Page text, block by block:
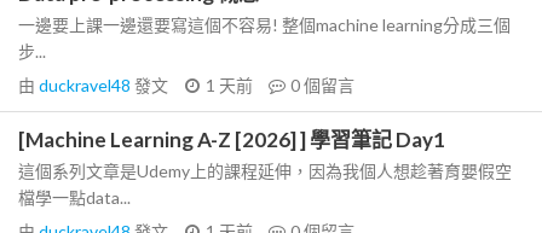
一邊要上課一邊還要寫這個不容易! 整個machine learning分成三個
步...
由 duckravel48 發文 1 天前 0個留言
[Machine Learning A-Z [2026] ] 學習筆記 Day1
這個系列文章是Udemy上的課程延伸，因為我個人想趁著育嬰假空
檔學一點data...